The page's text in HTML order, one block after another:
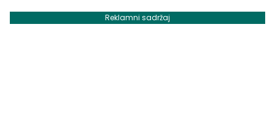
Reklamni sadržaj